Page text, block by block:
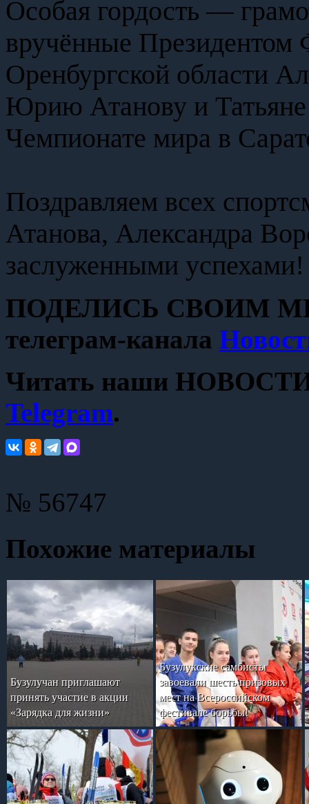
Особая гордость —
вручённые Президентом
Оренбургской области
Юрию Атанову и
Чемпионате мира в
Поздравляем всех
Атанова, Александра
заслуженными
ПОДЕЛИСЬ СВОИМ
телеграм-канала
Читать наши НОВОСТИ
Telegram.
№ 56747
Похожие материалы
Бузулучан приглашают
принять участие в акции
«Зарядка для жизни»
Бузулукские самбисты
завоевали шесть призовых
мест на Всероссийском
фестивале борьбы!